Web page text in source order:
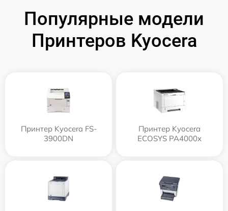
Популярные модели
Принтеров Kyocera
Принтер Kyocera FS-
3900DN
Принтер Kyocera
ECOSYS PA4000x